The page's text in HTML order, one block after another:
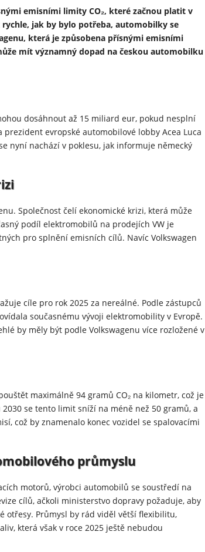
emisními limity CO₂, které začnou platit v
jak by bylo potřeba, automobilky se
která je způsobena přísnými emisními
mít významný dopad na českou automobilku
dosáhnout až 15 miliard eur, pokud nesplní
evropské automobilové lobby Acea Luca
nyní nachází v poklesu, jak informuje německý
Společnost čelí ekonomické krizi, která může
podíl elektromobilů na prodejích VW je
pro splnění emisních cílů. Navíc Volkswagen
cíle pro rok 2025 za nereálné. Podle zástupců
současnému vývoji elektromobility v Evropě.
by měly být podle Volkswagenu více rozložené v
maximálně 94 gramů CO₂ na kilometr, což je
se tento limit sníží na méně než 50 gramů, a
což by znamenalo konec vozidel se spalovacími
průmyslu
motorů, výrobci automobilů se soustředí na
cílů, ačkoli ministerstvo dopravy požaduje, aby
otřesy. Průmysl by rád viděl větší flexibilitu,
která však v roce 2025 ještě nebudou